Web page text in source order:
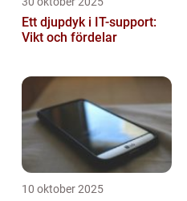
Ett djupdyk i IT-support:
Vikt och fördelar
10 oktober 2025